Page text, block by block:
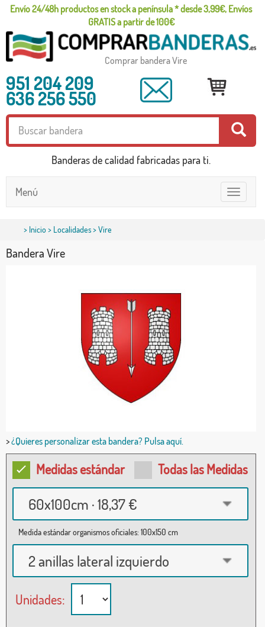
Envío 24/48h productos en stock a península * desde 3,99€, Envíos
GRATIS a partir de 100€
Comprar bandera Vire
951 204 209
636 256 550
Banderas de calidad fabricadas para ti.
Toggle
navigation
Menú
> Inicio> Localidades> Vire
Bandera Vire
>¿Quieres personalizar esta bandera? Pulsa aquí.
Medidas estándar Todas las Medidas
60x100cm · 18,37 €
Medida estándar organismos oficiales: 100x150 cm
2 anillas lateral izquierdo
Unidades: